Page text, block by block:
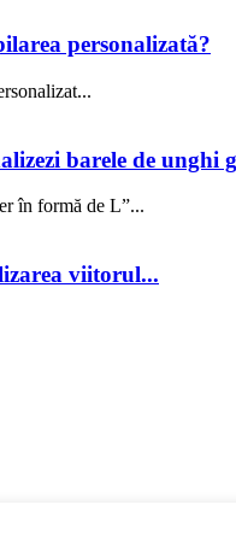
personalizată?
barele de unghi
în formă de L”...
viitorul...